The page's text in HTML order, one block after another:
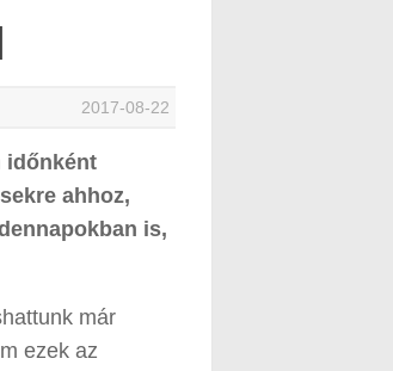
2017-08-22
időnként
ahhoz,
is,
már
ezek az